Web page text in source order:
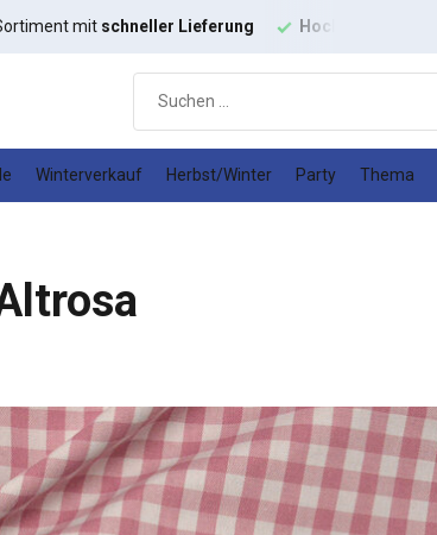
Hochwertige Modestoffe Gutes
Winterverkauf Herbst/Winter Party Thema